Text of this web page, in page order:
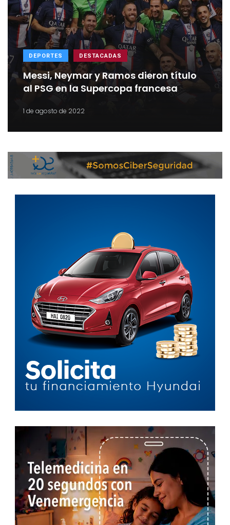
DEPORTES DESTACADAS
Messi, Neymar y Ramos dieron título
al PSG en la Supercopa francesa
1 de agosto de 2022